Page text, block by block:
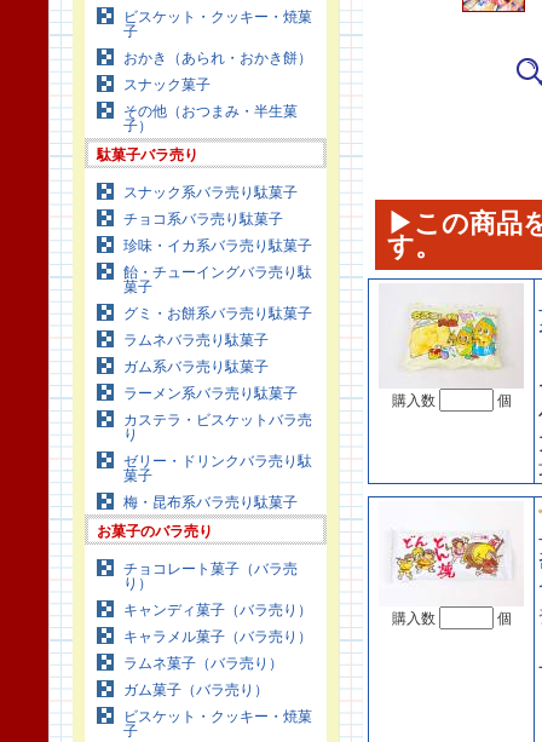
ビスケット・クッキー・焼菓
子
おかき（あられ・おかき餅）
スナック菓子
その他（おつまみ・半生菓
子）
駄菓子バラ売り
スナック系バラ売り駄菓子
チョコ系バラ売り駄菓子
珍味・イカ系バラ売り駄菓子
飴・チューイングバラ売り駄
菓子
グミ・お餅系バラ売り駄菓子
ラムネバラ売り駄菓子
ガム系バラ売り駄菓子
ラーメン系バラ売り駄菓子
カステラ・ビスケットバラ売
り
ゼリー・ドリンクバラ売り駄
菓子
梅・昆布系バラ売り駄菓子
お菓子のバラ売り
チョコレート菓子（バラ売
り）
キャンディ菓子（バラ売り）
キャラメル菓子（バラ売り）
ラムネ菓子（バラ売り）
ガム菓子（バラ売り）
ビスケット・クッキー・焼菓
子
▶この商品
す。
購入数 個
購入数 個